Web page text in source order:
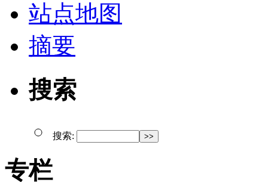
站点地图
摘要
搜索
搜索:
专栏